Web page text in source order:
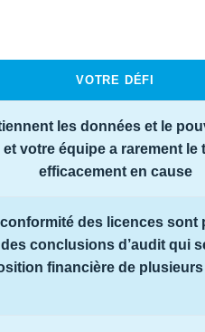
VOTRE DÉFI
les données et le
votre équipe a rarement le
efficacement en cause
des licences sont
des conclusions d’audit qui
financière de